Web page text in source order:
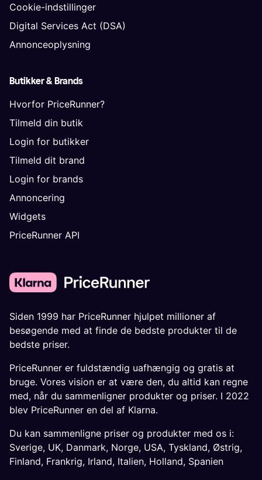
Cookie-indstillinger
Digital Services Act (DSA)
Annonceoplysning
Butikker & Brands
Hvorfor PriceRunner?
Tilmeld din butik
Login for butikker
Tilmeld dit brand
Login for brands
Annoncering
Widgets
PriceRunner API
Siden 1999 har PriceRunner hjulpet millioner af
besøgende med at finde de bedste produkter til de
bedste priser.
PriceRunner er fuldstændig uafhængig og gratis at
bruge. Vores vision er at være den, du altid kan regne
med, når du sammenligner produkter og priser. I 2022
blev PriceRunner en del af Klarna.
Du kan sammenligne priser og produkter med os i:
Sverige, UK, Danmark, Norge, USA, Tyskland, Østrig,
Finland, Frankrig, Irland, Italien, Holland, Spanien